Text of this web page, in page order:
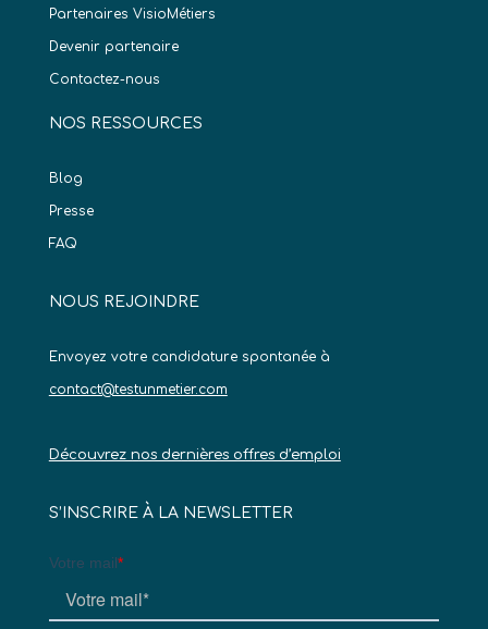
Partenaires VisioMétiers
Devenir partenaire
Contactez-nous
NOS RESSOURCES
Blog
Presse
FAQ
NOUS REJOINDRE
Envoyez votre candidature spontanée à
contact@testunmetier.com
Découvrez nos dernières offres d’emploi
S’INSCRIRE À LA NEWSLETTER